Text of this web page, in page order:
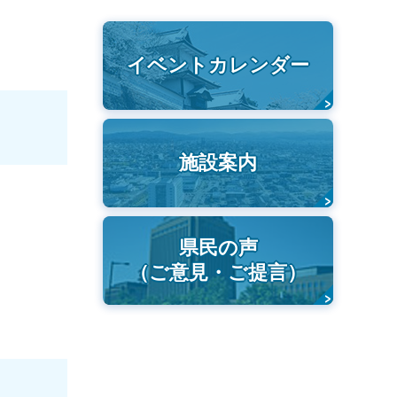
イベントカレンダー
施設案内
県民の声
（ご意見・ご提言）